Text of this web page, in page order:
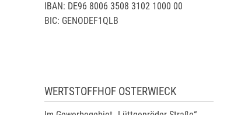
IBAN: DE96 8006 3508 3102 1000 00
BIC: GENODEF1QLB
WERTSTOFFHOF OSTERWIECK